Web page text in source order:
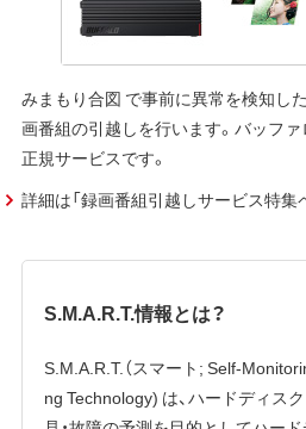
みまもり合図 で事前に異常を検知し
画番組の引越しを行います。バッフ
正規サービスです。
詳細は「録画番組引越しサービス特集
S.M.A.R.T.情報とは？
S.M.A.R.T.（スマート; Self-
ng Technology) は、ハードディス